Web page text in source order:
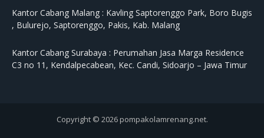
Kantor Cabang Malang : Kavling Saptorenggo Park, Boro Bugis
, Bulurejo, Saptorenggo, Pakis, Kab. Malang
Kantor Cabang Surabaya : Perumahan Jasa Marga Residence
C3 no 11, Kendalpecabean, Kec. Candi, Sidoarjo – Jawa Timur
Copyright © 2026 pompakolamrenang.net.